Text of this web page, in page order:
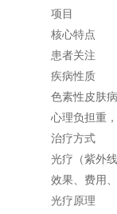
项目
核心特点
患者关注
疾病性质
色素性皮肤
心理负担重
治疗方式
光疗（紫外
效果、费用
光疗原理